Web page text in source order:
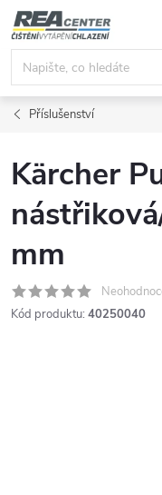
Přejít
na
obsah
Příslušenství
Kärcher
mm
Kód produktu: 40250040